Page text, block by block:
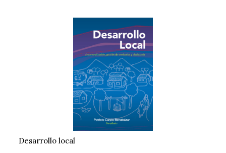
Desarrollo local